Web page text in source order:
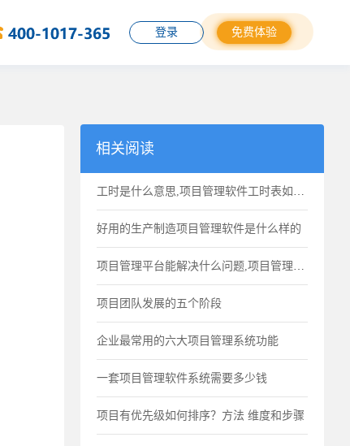
登录 免费体验
相关阅读
工时是什么意思,项目管理软件工时表如何计算工作时间
好用的生产制造项目管理软件是什么样的
项目管理平台能解决什么问题,项目管理平台的功能点
项目团队发展的五个阶段
企业最常用的六大项目管理系统功能
一套项目管理软件系统需要多少钱
项目有优先级如何排序？方法 维度和步骤